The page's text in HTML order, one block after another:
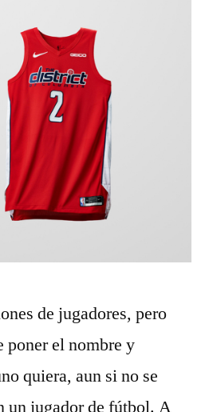
de jugadores, pero
poner el nombre y
quiera, aun si no se
un jugador de fútbol. A